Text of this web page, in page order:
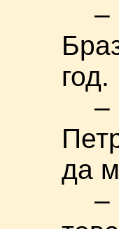
–
год.
да
–